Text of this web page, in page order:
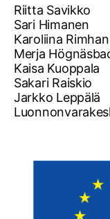
Riitta Savikko
Sari Himanen
Karoliina
Merja
Kaisa Kuoppala
Sakari Raiskio
Jarkko Leppälä